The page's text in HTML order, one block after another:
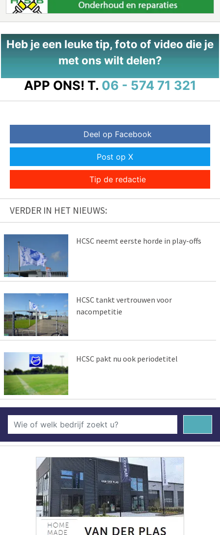
Heb je een leuke tip, foto of video die je
met ons wilt delen?
APP ONS! T. 06 - 574 71 321
Deel op Facebook
Post op X
Tip de redactie
VERDER IN HET NIEUWS:
HCSC neemt eerste horde in play-offs
HCSC tankt vertrouwen voor
nacompetitie
HCSC pakt nu ook periodetitel